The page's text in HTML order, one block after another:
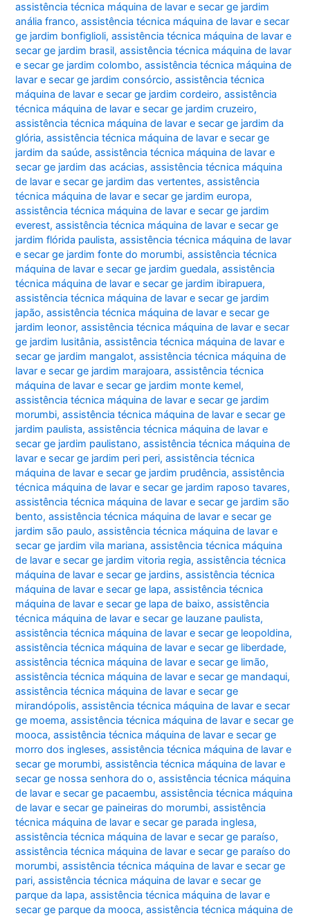
assistência técnica máquina de lavar e secar ge jardim
anália franco,assistência técnica máquina de lavar e secar
ge jardim bonfiglioli,assistência técnica máquina de lavar e
secar ge jardim brasil,assistência técnica máquina de lavar
e secar ge jardim colombo,assistência técnica máquina de
lavar e secar ge jardim consórcio,assistência técnica
máquina de lavar e secar ge jardim cordeiro,assistência
técnica máquina de lavar e secar ge jardim cruzeiro,
assistência técnica máquina de lavar e secar ge jardim da
glória,assistência técnica máquina de lavar e secar ge
jardim da saúde,assistência técnica máquina de lavar e
secar ge jardim das acácias,assistência técnica máquina
de lavar e secar ge jardim das vertentes,assistência
técnica máquina de lavar e secar ge jardim europa,
assistência técnica máquina de lavar e secar ge jardim
everest,assistência técnica máquina de lavar e secar ge
jardim flórida paulista,assistência técnica máquina de lavar
e secar ge jardim fonte do morumbi,assistência técnica
máquina de lavar e secar ge jardim guedala,assistência
técnica máquina de lavar e secar ge jardim ibirapuera,
assistência técnica máquina de lavar e secar ge jardim
japão,assistência técnica máquina de lavar e secar ge
jardim leonor,assistência técnica máquina de lavar e secar
ge jardim lusitânia,assistência técnica máquina de lavar e
secar ge jardim mangalot,assistência técnica máquina de
lavar e secar ge jardim marajoara,assistência técnica
máquina de lavar e secar ge jardim monte kemel,
assistência técnica máquina de lavar e secar ge jardim
morumbi,assistência técnica máquina de lavar e secar ge
jardim paulista,assistência técnica máquina de lavar e
secar ge jardim paulistano,assistência técnica máquina de
lavar e secar ge jardim peri peri,assistência técnica
máquina de lavar e secar ge jardim prudência,assistência
técnica máquina de lavar e secar ge jardim raposo tavares,
assistência técnica máquina de lavar e secar ge jardim são
bento,assistência técnica máquina de lavar e secar ge
jardim são paulo,assistência técnica máquina de lavar e
secar ge jardim vila mariana,assistência técnica máquina
de lavar e secar ge jardim vitoria regia,assistência técnica
máquina de lavar e secar ge jardins,assistência técnica
máquina de lavar e secar ge lapa,assistência técnica
máquina de lavar e secar ge lapa de baixo,assistência
técnica máquina de lavar e secar ge lauzane paulista,
assistência técnica máquina de lavar e secar ge leopoldina,
assistência técnica máquina de lavar e secar ge liberdade,
assistência técnica máquina de lavar e secar ge limão,
assistência técnica máquina de lavar e secar ge mandaqui,
assistência técnica máquina de lavar e secar ge
mirandópolis,assistência técnica máquina de lavar e secar
ge moema,assistência técnica máquina de lavar e secar ge
mooca,assistência técnica máquina de lavar e secar ge
morro dos ingleses,assistência técnica máquina de lavar e
secar ge morumbi,assistência técnica máquina de lavar e
secar ge nossa senhora do o,assistência técnica máquina
de lavar e secar ge pacaembu,assistência técnica máquina
de lavar e secar ge paineiras do morumbi,assistência
técnica máquina de lavar e secar ge parada inglesa,
assistência técnica máquina de lavar e secar ge paraíso,
assistência técnica máquina de lavar e secar ge paraíso do
morumbi,assistência técnica máquina de lavar e secar ge
pari,assistência técnica máquina de lavar e secar ge
parque da lapa,assistência técnica máquina de lavar e
secar ge parque da mooca,assistência técnica máquina de